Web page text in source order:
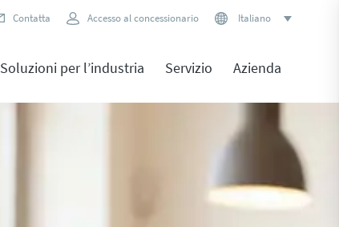
Contatta Accesso al concessionario Italiano
Soluzioni per l’industria Servizio Azienda